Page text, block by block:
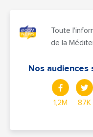
Toute
de la
Nos audiences
1,2M 87K